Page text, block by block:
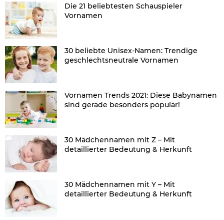
Die 21 beliebtesten Schauspieler
Vornamen
30 beliebte Unisex-Namen: Trendige
geschlechtsneutrale Vornamen
Vornamen Trends 2021: Diese Babynamen
sind gerade besonders populär!
30 Mädchennamen mit Z – Mit
detaillierter Bedeutung & Herkunft
30 Mädchennamen mit Y – Mit
detaillierter Bedeutung & Herkunft